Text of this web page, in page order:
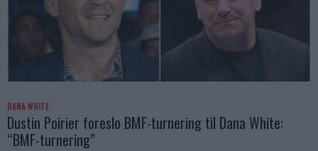
DANA WHITE
Dustin Poirier foreslo BMF-turnering til Dana White:
“BMF-turnering”